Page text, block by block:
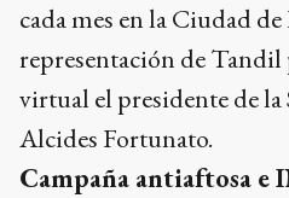
cada mes en la Ciudad
representación de
virtual el presidente de
Alcides Fortunato.
Campaña antiaftosa e